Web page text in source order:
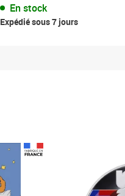
En stock
Expédié sous 7 jours